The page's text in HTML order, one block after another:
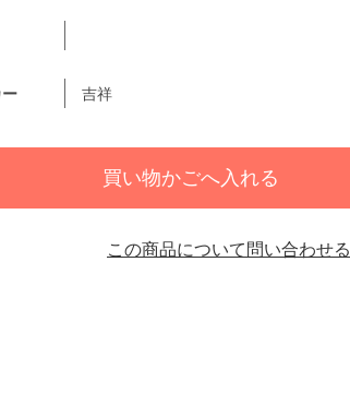
ー 吉祥
買い物かごへ入れる
この商品について問い合わせる